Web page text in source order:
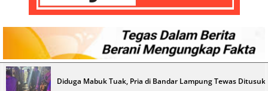
M-
TJEK
NEWS
Primary
Navigation
Diduga Mabuk Tuak, Pria di Bandar Lampung Tewas Ditusuk